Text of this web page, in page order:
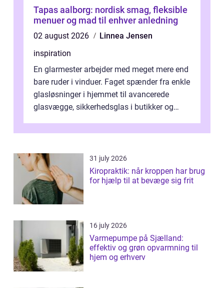
Tapas aalborg: nordisk smag, fleksible
menuer og mad til enhver anledning
02 august 2026
Linnea Jensen
inspiration
En glarmester arbejder med meget mere end
bare ruder i vinduer. Faget spænder fra enkle
glasløsninger i hjemmet til avancerede
glasvægge, sikkerhedsglas i butikker og
31 july 2026
Kiropraktik: når kroppen har brug
for hjælp til at bevæge sig frit
16 july 2026
Varmepumpe på Sjælland:
effektiv og grøn opvarmning til
hjem og erhverv